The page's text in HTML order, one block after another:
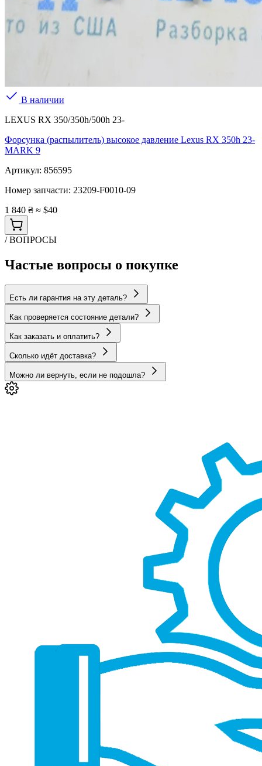
В наличии
LEXUS RX 350/350h/500h 23-
Форсунка (распылитель) высокое давление Lexus RX 350h 23-
MARK 9
Артикул: 856595
Номер запчасти: 23209-F0010-09
1 840 ₴ ≈ $40
/ ВОПРОСЫ
Частые вопросы о покупке
Есть ли гарантия на эту деталь?
Как проверяется состояние детали?
Как заказать и оплатить?
Сколько идёт доставка?
Можно ли вернуть, если не подошла?